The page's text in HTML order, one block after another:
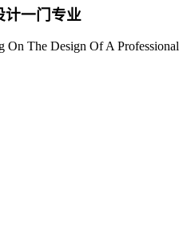
计一门专业
On The Design Of A Professional